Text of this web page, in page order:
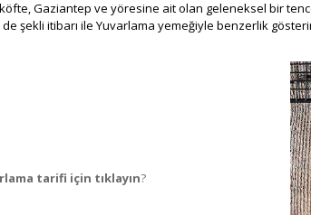
Gaziantep ve yöresine ait olan geleneksel bir
şekli itibarı ile Yuvarlama yemeğiyle benzerlik
tarifi için tıklayın?